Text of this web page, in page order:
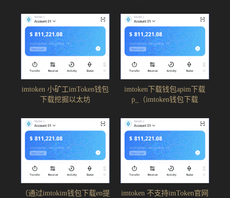
imtoken 小矿工imToken钱包
下载挖掘以太坊
imtoken下载钱包apim下载
p_（imtoken钱包下载
（通过imtokim钱包下载en提
imtoken 不支持imToken官网